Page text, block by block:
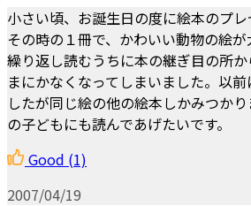
小さい頃、お誕生日の度に絵本のプレ
その時の１冊で、かわいい動物の絵
繰り返し読むうちに本の継ぎ目の所
まにかなくなってしまいました。以
したが同じ絵の他の絵本しかみつか
の子どもにも読んであげたいです。
Good (1)
2007/04/19